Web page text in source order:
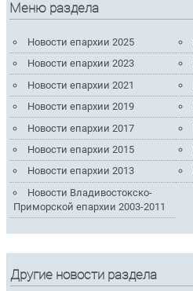
Меню раздела
Новости епархии 2025
Новости епархии 2023
Новости епархии 2021
Новости епархии 2019
Новости епархии 2017
Новости епархии 2015
Новости епархии 2013
Новости Владивостокско-
Приморской епархии 2003-2011
Другие новости раздела